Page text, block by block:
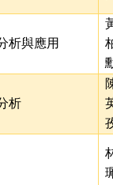
析與應用
析